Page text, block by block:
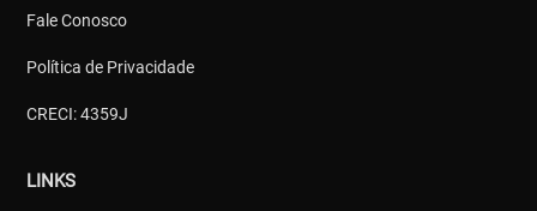
Fale Conosco
Política de Privacidade
CRECI: 4359J
LINKS